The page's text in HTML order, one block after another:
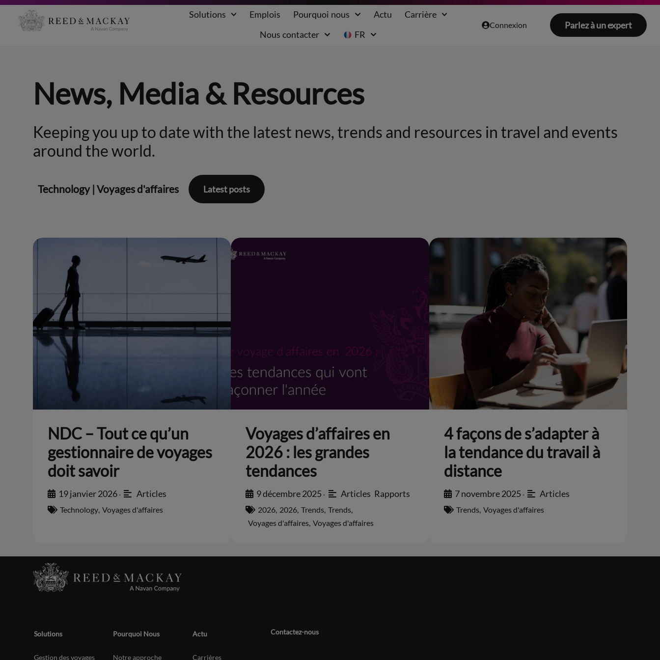
Aller
Solutions Emplois Pourquoi nous Actu
Carrière
Nous contacter
FR
Connexion Parlez à un expert
News, Media & Resources
Keeping you up to date with the latest news, trends and resources in travel and events
around the world.
Technology|Voyages d'affaires Latest posts
NDC – Tout ce qu’un
gestionnaire de voyages
doit savoir
19 janvier 2026 • Articles
Technology, Voyages d'affaires
Voyages d’affaires en
2026 : les grandes
tendances
9 décembre 2025 • Articles Rapports
2026, 2026, Trends, Trends,
Voyages d'affaires, Voyages d'affaires
4 façons de s’adapter à
la tendance du travail à
distance
7 novembre 2025 • Articles
Trends, Voyages d'affaires
Solutions
Gestion des voyages
Pourquoi Nous
Notre approche
Actu
Carrières
Contactez-nous